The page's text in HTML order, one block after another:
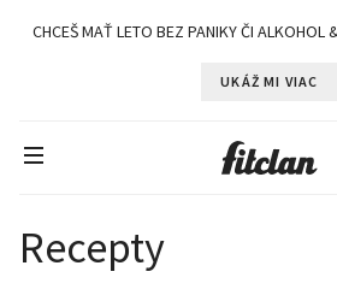
CHCEŠ MAŤ LETO BEZ PANIKY ČI ALKOHOL
UKÁŽ MI VIAC
Recepty